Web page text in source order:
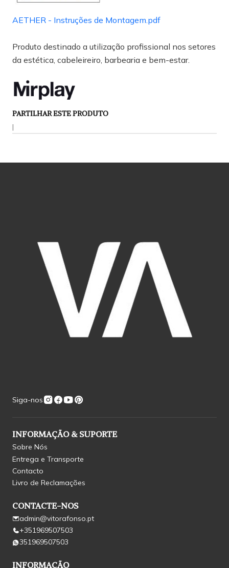
AETHER - Instruções de Montagem.pdf
Produto destinado a utilização profissional nos setores
da estética, cabeleireiro, barbearia e bem-estar.
PARTILHAR ESTE PRODUTO
|
Siga-nos
INFORMAÇÃO & SUPORTE
Sobre Nós
Entrega e Transporte
Contacto
Livro de Reclamações
CONTACTE-NOS
admin@vitorafonso.pt
+351969507503
351969507503
INFORMAÇÃO